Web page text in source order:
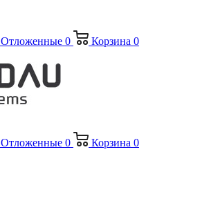
Отложенные 0 Корзина 0
Отложенные 0 Корзина 0